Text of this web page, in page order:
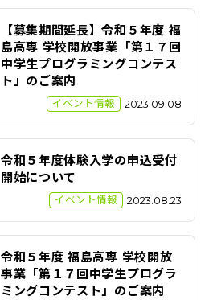
【募集期間延長】令和５年度 福
島高専 学校開放事業「第１７回
中学生プログラミングコンテス
ト」のご案内
イベント情報 2023.09.08
令和５年度体験入学の申込受付
開始について
イベント情報 2023.08.23
令和５年度 福島高専 学校開放
事業「第１７回中学生プログラ
ミングコンテスト」のご案内